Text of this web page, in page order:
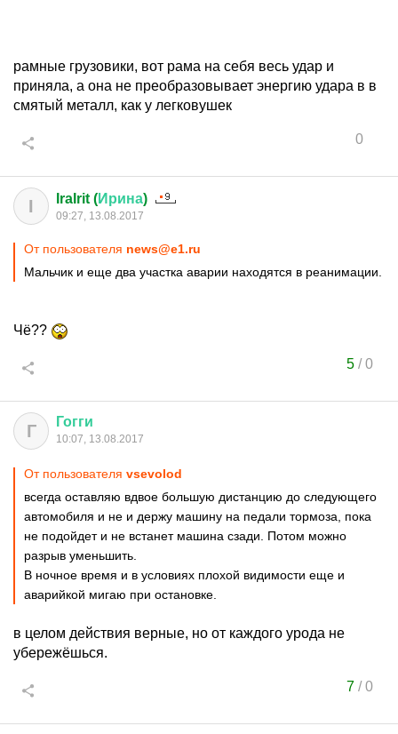
рамные грузовики, вот рама на себя весь удар и
приняла, а она не преобразовывает энергию удара в в
смятый металл, как у легковушек
0
I IraIrit (Ирина)
09:27, 13.08.2017
От пользователя news@e1.ru
Мальчик и еще два участка аварии находятся в реанимации.
Чё??
5/0
Г Гогги
10:07, 13.08.2017
От пользователя vsevolod
всегда оставляю вдвое большую дистанцию до следующего
автомобиля и не и держу машину на педали тормоза, пока
не подойдет и не встанет машина сзади. Потом можно
разрыв уменьшить.
В ночное время и в условиях плохой видимости еще и
аварийкой мигаю при остановке.
в целом действия верные, но от каждого урода не
убережёшься.
7/0